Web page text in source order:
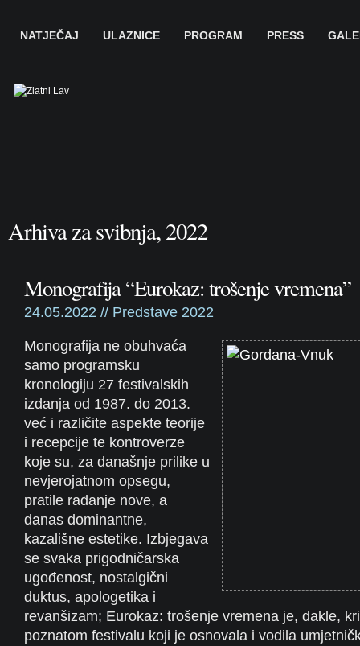
NATJEČAJ ULAZNICE PROGRAM PRESS
Arhiva za svibnja, 2022
Monografija “Eurokaz: trošenje vremena”
24.05.2022 // Predstave 2022
Monografija ne obuhvaća
samo programsku
kronologiju 27 festivalskih
izdanja od 1987. do 2013.
već i različite aspekte teorije
i recepcije te kontroverze
koje su, za današnje prilike u
nevjerojatnom opsegu,
pratile rađanje nove, a
danas dominantne,
kazališne estetike. Izbjegava
se svaka prigodničarska
ugođenost, nostalgični
duktus, apologetika i
revanšizam; Eurokaz: trošenje vremena je, dakle,
poznatom festivalu koji je osnovala i vodila